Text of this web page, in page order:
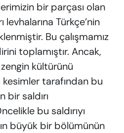
bir parçası olan
Türkçe’nin
Bu çalışmamız
toplamıştır. Ancak,
kültürünü
kesimler tarafından bu
bir saldırı
bu saldırıyı
büyük bir bölümünün